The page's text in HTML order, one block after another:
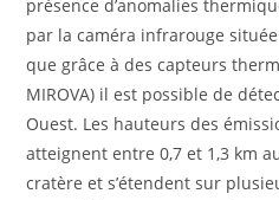
présence d’anomalies
par la caméra infrarouge
que grâce à des capteurs
MIROVA) il est possible de
Ouest. Les hauteurs des
atteignent entre 0,7 et 1,3 km
cratère et s’étendent sur